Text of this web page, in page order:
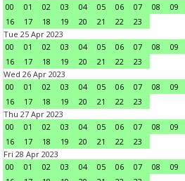
00
01 02 03 04 05 06 07 08 09
16
17 18 19 20 21 22
23
Tue 25 Apr 2023
00
01 02 03 04 05 06 07 08 09
16
17 18 19 20 21 22
23
Wed 26 Apr 2023
00
01 02 03 04 05 06 07 08 09
16
17 18 19 20 21 22
23
Thu 27 Apr 2023
00
01 02 03 04 05 06 07 08 09
16
17 18 19 20 21 22
23
Fri 28 Apr 2023
00
01 02 03 04 05 06 07 08 09